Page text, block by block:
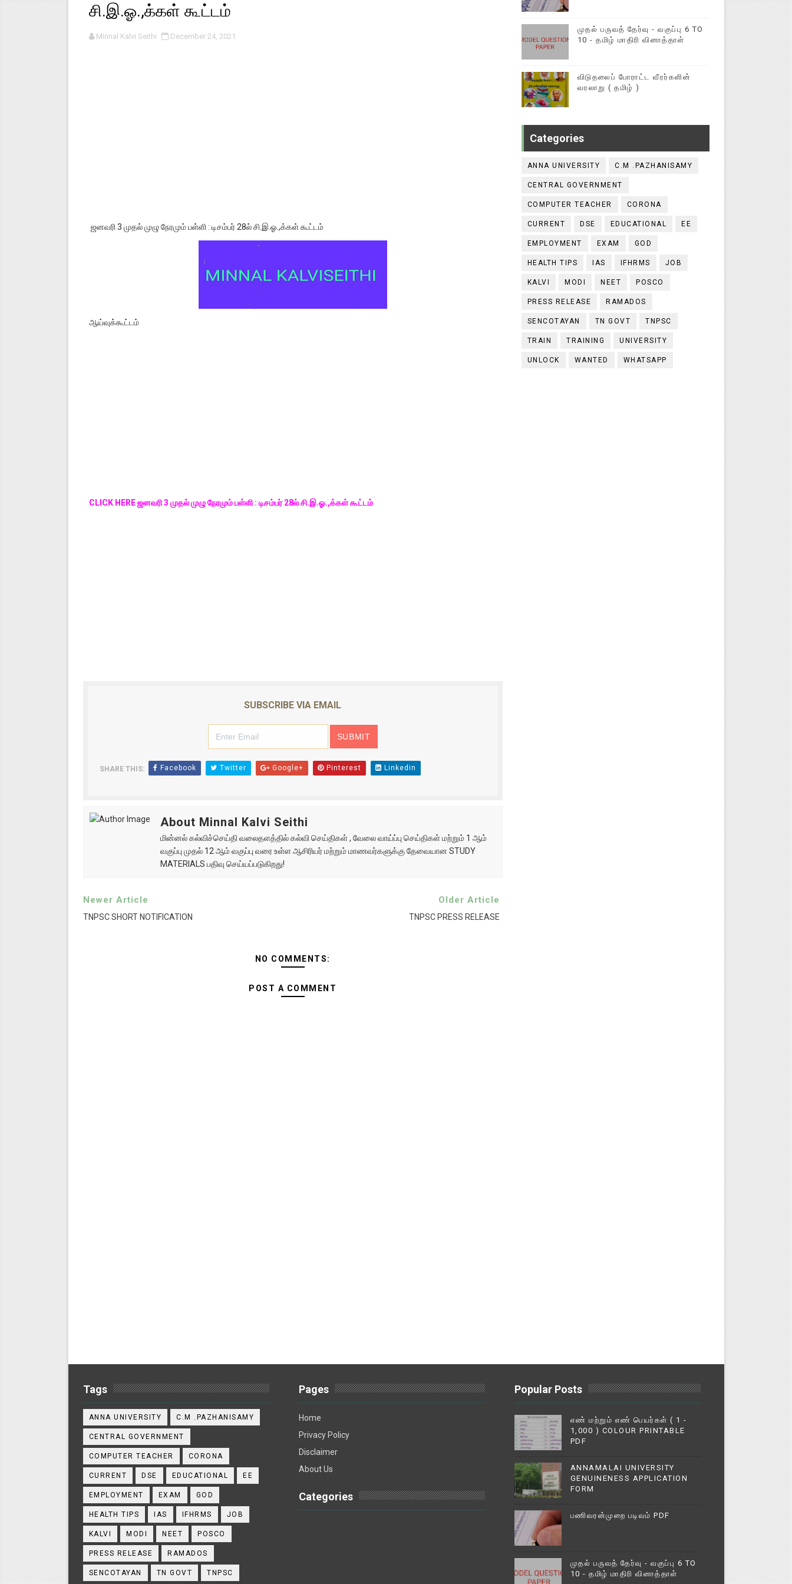
பள்ளி காலை வழிபாட்டுச் செயல்பாடுகள் - டிசம்பர் 17
குழந்தைகள் பாதுகாப்பு அலகில் வேலை வாய்ப்பு ( டிச 18 )
சி.இ.ஓ.,க்கள் கூட்டம்
Minnal Kalvi Seithi December 24, 2021
ஜனவரி 3 முதல் முழு நேரமும் பள்ளி : டிசம்பர் 28ல் சி.இ.ஓ.,க்கள் கூட்டம்
ஆய்வுக்கூட்டம்
CLICK HERE ஜனவரி 3 முதல் முழு நேரமும் பள்ளி : டிசம்பர் 28ல் சி.இ.ஓ.,க்கள் கூட்டம்
SUBSCRIBE VIA EMAIL
SHARE THIS: Facebook Twitter Google+ Pinterest Linkedin
About Minnal Kalvi Seithi
மின்னல் கல்விச்செய்தி வலைதளத்தில் கல்வி செய்திகள் , வேலை வாய்ப்பு செய்திகள் மற்றும் 1 ஆம்
வகுப்பு முதல் 12 ஆம் வகுப்பு வரை உள்ள ஆசிரியர் மற்றும் மாணவர்களுக்கு தேவையான STUDY
MATERIALS பதிவு செய்யப்படுகிறது!
Newer Article
TNPSC SHORT NOTIFICATION
Older Article
TNPSC PRESS RELEASE
NO COMMENTS:
POST A COMMENT
முதல் பருவத் தேர்வு - வகுப்பு 6 TO
10 - தமிழ் மாதிரி வினாத்தாள்
விடுதலைப் போராட்ட வீரர்களின்
வரலாறு ( தமிழ் )
Categories
ANNA UNIVERSITY C.M .PAZHANISAMY
CENTRAL GOVERNMENT
COMPUTER TEACHER CORONA
CURRENT DSE EDUCATIONAL EE
EMPLOYMENT EXAM GOD
HEALTH TIPS IAS IFHRMS JOB
KALVI MODI NEET POSCO
PRESS RELEASE RAMADOS
SENCOTAYAN TN GOVT TNPSC
TRAIN TRAINING UNIVERSITY
UNLOCK WANTED WHATSAPP
Tags
ANNA UNIVERSITY C.M .PAZHANISAMY
CENTRAL GOVERNMENT
COMPUTER TEACHER CORONA
CURRENT DSE EDUCATIONAL EE
EMPLOYMENT EXAM GOD
HEALTH TIPS IAS IFHRMS JOB
KALVI MODI NEET POSCO
PRESS RELEASE RAMADOS
SENCOTAYAN TN GOVT TNPSC
Pages
Home
Privacy Policy
Disclaimer
About Us
Categories
Popular Posts
எண் மற்றும் எண் பெயர்கள் ( 1 -
1,000 ) COLOUR PRINTABLE
PDF
ANNAMALAI UNIVERSITY
GENUINENESS APPLICATION
FORM
பணிவரன்முறை படிவம் PDF
முதல் பருவத் தேர்வு - வகுப்பு 6 TO
10 - தமிழ் மாதிரி வினாத்தாள்